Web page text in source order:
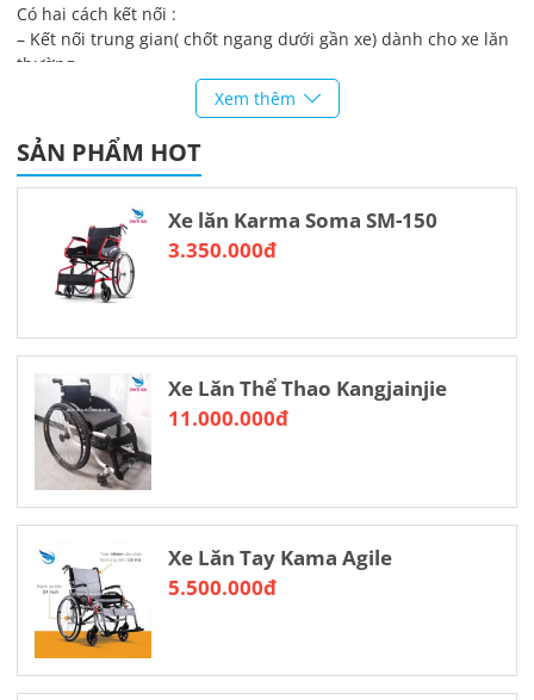
Có hai cách kết nối :
– Kết nối trung gian( chốt ngang dưới gần xe) dành cho xe lăn
thường .
– Kết nối hai bên dành cho xe lăn thể thao.
Mô hình :Q6
Chất liệu hợp kim nhôm.
Xuất xứ: thượng hải TQ
Động cơ:250w
Pin: 36v/7,5ah lithium
Tốc độ tối đa:20km/h
Thời gian sạc pin: 6-8h
Bánh xe :8inch lốp hơi
💲19.500.000
Tư vấn: Cửa Hàng Xe Lăn Đinh Thị Xuân
Số điện thoại: 0927.771.666 – Zalo: 0898.39.8686
Địa chỉ: Xóm Vải, Xã Hoá Thượng, Huyện Đồng Hỷ, Tỉnh Thái
Nguyên
Xem thêm
SẢN PHẨM HOT
Xe lăn Karma Soma SM-150
3.350.000đ
Xe Lăn Thể Thao Kangjainjie
11.000.000đ
Xe Lăn Tay Kama Agile
5.500.000đ